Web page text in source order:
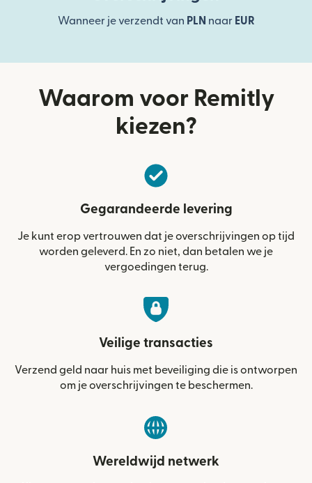
Wanneer je verzendt van PLN naar EUR
Waarom voor Remitly
kiezen?
Gegarandeerde levering
Je kunt erop vertrouwen dat je overschrijvingen op tijd
worden geleverd. En zo niet, dan betalen we je
vergoedingen terug.
Veilige transacties
Verzend geld naar huis met beveiliging die is ontworpen
om je overschrijvingen te beschermen.
Wereldwijd netwerk